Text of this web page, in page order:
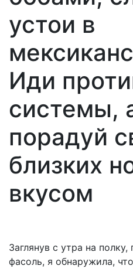
устои в
Иди
системы,
порадуй
близких
вкусом
Заглянув с утра на полку,
фасоль, я обнаружила,